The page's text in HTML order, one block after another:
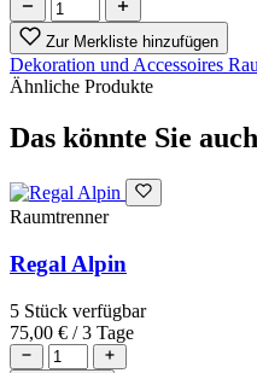
Zur Merkliste hinzufügen
Dekoration und Accessoires
Ähnliche Produkte
Das könnte Sie
Raumtrenner
Regal Alpin
5 Stück verfügbar
75,00 € / 3 Tage